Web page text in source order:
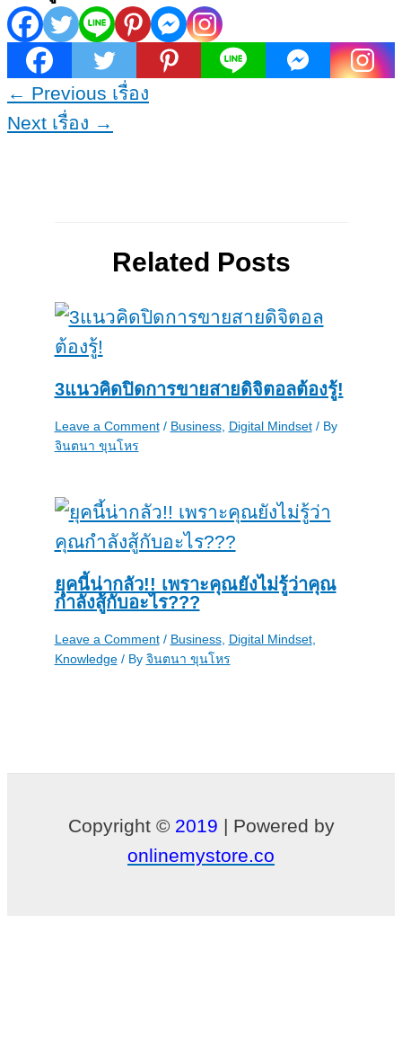
← Previous เรื่อง
Next เรื่อง →
Related Posts
3แนวคิดปิดการขายสายดิจิตอลต้องรู้!
Leave a Comment / Business, Digital Mindset/ By
จินตนา ขุนโหร
ยุคนี้น่ากลัว!! เพราะคุณยังไม่รู้ว่าคุณ
กำลังสู้กับอะไร???
Leave a Comment / Business, Digital Mindset,
Knowledge/ By จินตนา ขุนโหร
Copyright © 2019 | Powered by
onlinemystore.co